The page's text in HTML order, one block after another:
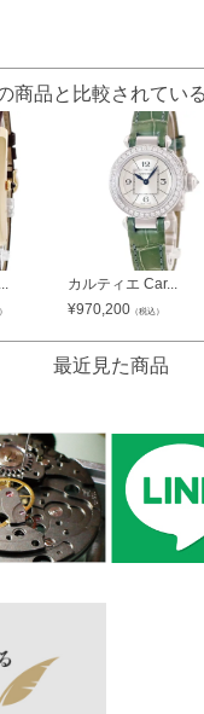
商品と比較されてい
カルティエ Car...
¥970,200 （税込）
最近見た商品